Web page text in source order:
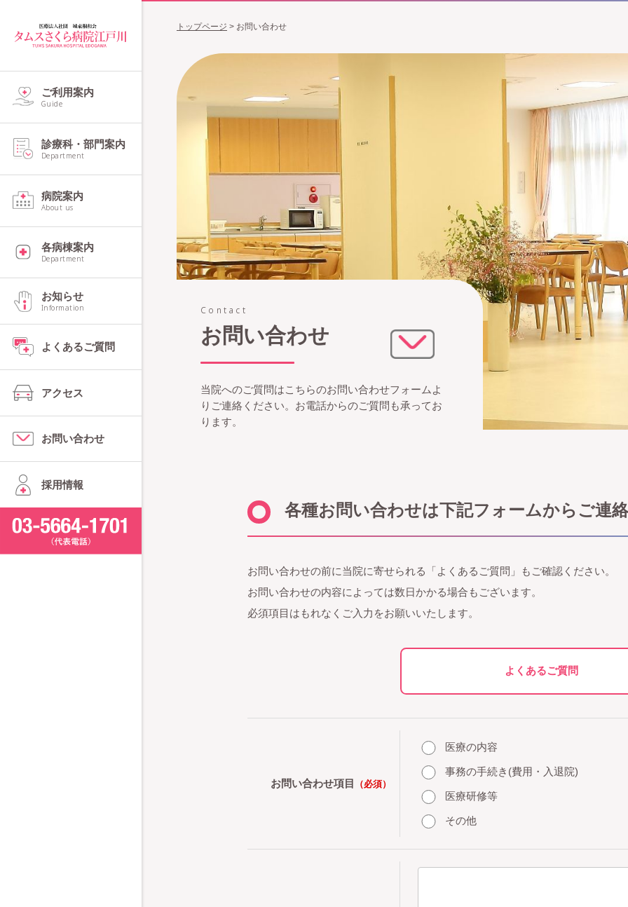
トップページ >お問い合わせ
お問い合わせ
Contact
当院へのご質問はこちらのお問い合わせフォームよ
りご連絡ください。お電話からのご質問も承ってお
ります。
各種お問い合わせは下記フォームからご連
お問い合わせの前に当院に寄せられる「よくあるご質問」もご確認ください。
お問い合わせの内容によっては数日かかる場合もございます。
必須項目はもれなくご入力をお願いいたします。
よくあるご質問
お問い合わせ項目 （必須）
医療の内容
事務の手続き(費用・入退院)
医療研修等
その他
ご利用案内
Guide
診療科・部門案内
Department
病院案内
About us
各病棟案内
Department
お知らせ
Information
よくあるご質問
アクセス
お問い合わせ
採用情報